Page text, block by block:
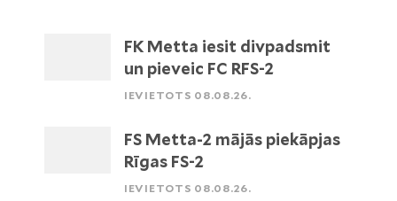
FK Metta iesit divpadsmit
un pieveic FC RFS-2
IEVIETOTS 08.08.26.
FS Metta-2 mājās piekāpjas
Rīgas FS-2
IEVIETOTS 08.08.26.